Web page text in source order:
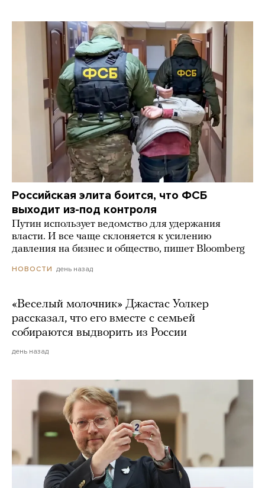
Российская элита боится, что ФСБ
выходит из-под контроля
Путин использует ведомство для удержания
власти. И все чаще склоняется к усилению
давления на бизнес и общество, пишет Bloomberg
НОВОСТИ день назад
«Веселый молочник» Джастас Уолкер
рассказал, что его вместе с семьей
собираются выдворить из России
день назад